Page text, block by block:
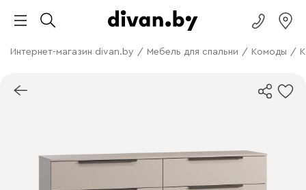
Интернет-магазин divan.by / Мебель для спальни / Комоды /